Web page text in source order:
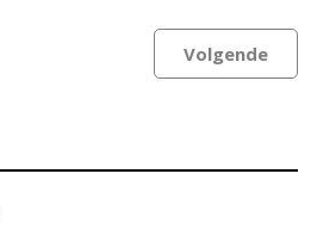
Volgende